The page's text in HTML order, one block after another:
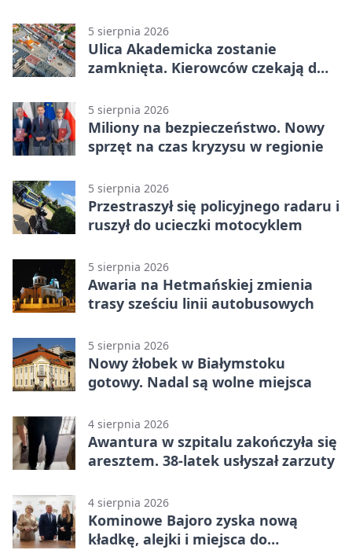
5 sierpnia 2026
Ulica Akademicka zostanie
zamknięta. Kierowców czekają dwa
5 sierpnia 2026
Miliony na bezpieczeństwo. Nowy
sprzęt na czas kryzysu w regionie
5 sierpnia 2026
Przestraszył się policyjnego radaru i
ruszył do ucieczki motocyklem
5 sierpnia 2026
Awaria na Hetmańskiej zmienia
trasy sześciu linii autobusowych
5 sierpnia 2026
Nowy żłobek w Białymstoku
gotowy. Nadal są wolne miejsca
4 sierpnia 2026
Awantura w szpitalu zakończyła się
aresztem. 38-latek usłyszał zarzuty
4 sierpnia 2026
Kominowe Bajoro zyska nową
kładkę, alejki i miejsca do